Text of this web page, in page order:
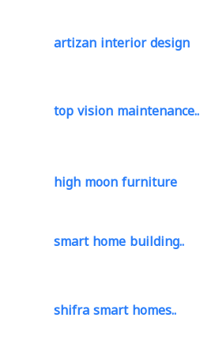
artizan interior design
top vision maintenance..
high moon furniture
smart home building..
shifra smart homes..